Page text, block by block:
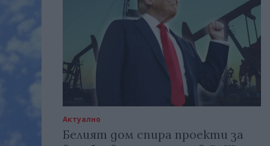
Актуално
Белият дом спира проекти за